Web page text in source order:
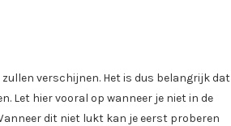
verschijnen. Het is dus belangrijk dat
Let hier vooral op wanneer je niet in de
dit niet lukt kan je eerst proberen